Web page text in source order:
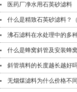
医药厂净水用石英砂滤料
什么是精致石英砂滤料？
沸石滤料在水处理中的多
什么是蜂窝斜管及安装蜂
斜管填料的长度越长越好
无烟煤滤料为什么价格不